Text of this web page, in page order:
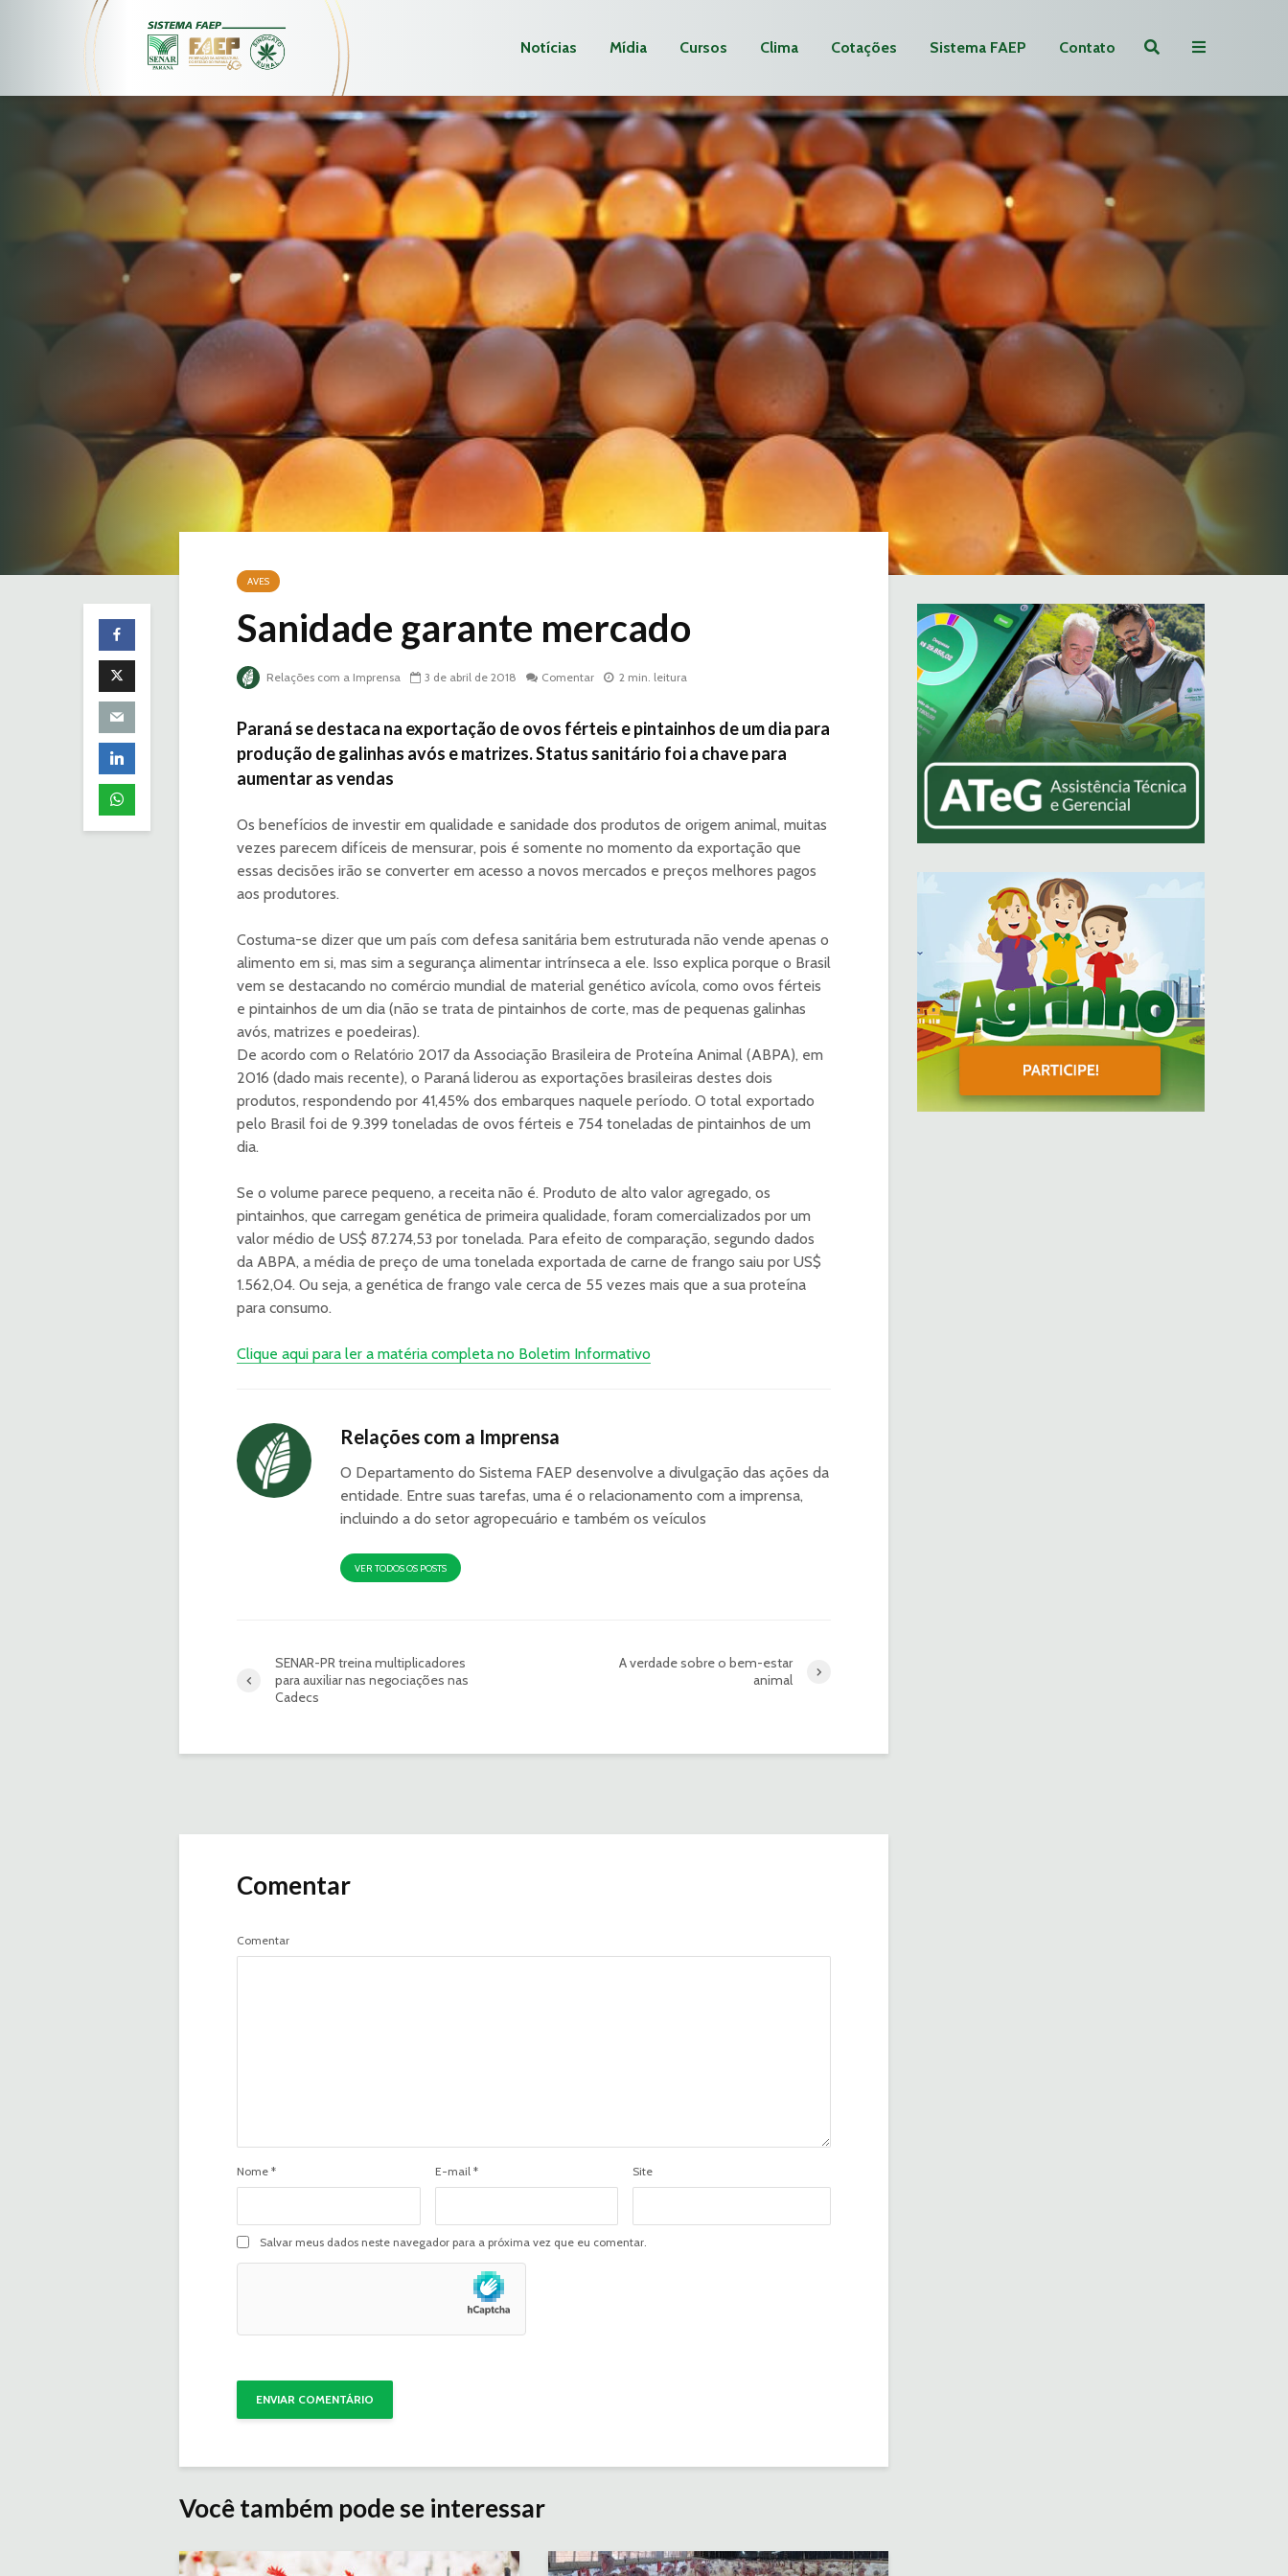
Notícias Mídia Cursos Clima Cotações Sistema FAEP Contato
AVES
Sanidade garante mercado
Relações com a Imprensa 3 de abril de 2018 Comentar 2 min. leitura
Paraná se destaca na exportação de ovos férteis e pintainhos de um dia para
produção de galinhas avós e matrizes. Status sanitário foi a chave para
aumentar as vendas
Os benefícios de investir em qualidade e sanidade dos produtos de origem animal, muitas
vezes parecem difíceis de mensurar, pois é somente no momento da exportação que
essas decisões irão se converter em acesso a novos mercados e preços melhores pagos
aos produtores.
Costuma-se dizer que um país com defesa sanitária bem estruturada não vende apenas o
alimento em si, mas sim a segurança alimentar intrínseca a ele. Isso explica porque o Brasil
vem se destacando no comércio mundial de material genético avícola, como ovos férteis
e pintainhos de um dia (não se trata de pintainhos de corte, mas de pequenas galinhas
avós, matrizes e poedeiras).
De acordo com o Relatório 2017 da Associação Brasileira de Proteína Animal (ABPA), em
2016 (dado mais recente), o Paraná liderou as exportações brasileiras destes dois
produtos, respondendo por 41,45% dos embarques naquele período. O total exportado
pelo Brasil foi de 9.399 toneladas de ovos férteis e 754 toneladas de pintainhos de um
dia.
Se o volume parece pequeno, a receita não é. Produto de alto valor agregado, os
pintainhos, que carregam genética de primeira qualidade, foram comercializados por um
valor médio de US$ 87.274,53 por tonelada. Para efeito de comparação, segundo dados
da ABPA, a média de preço de uma tonelada exportada de carne de frango saiu por US$
1.562,04. Ou seja, a genética de frango vale cerca de 55 vezes mais que a sua proteína
para consumo.
Clique aqui para ler a matéria completa no Boletim Informativo
Relações com a Imprensa
O Departamento do Sistema FAEP desenvolve a divulgação das ações da
entidade. Entre suas tarefas, uma é o relacionamento com a imprensa,
incluindo a do setor agropecuário e também os veículos
VER TODOS OS POSTS
SENAR-PR treina multiplicadores
para auxiliar nas negociações nas
Cadecs
A verdade sobre o bem-estar
animal
Comentar
Comentar
Nome * E-mail * Site
Salvar meus dados neste navegador para a próxima vez que eu comentar.
Você também pode se interessar